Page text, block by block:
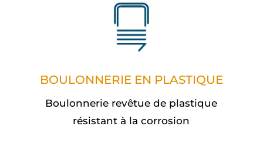
BOULONNERIE EN PLASTIQUE
Boulonnerie revêtue de plastique
résistant à la corrosion